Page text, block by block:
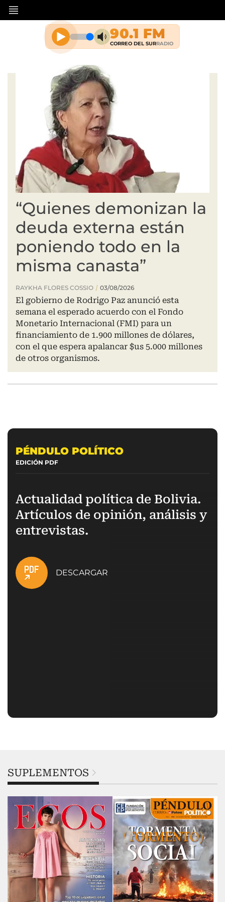
PÉNDULO POLÍTICO
EDICIÓN PDF
Actualidad política de Bolivia.
Artículos de opinión, análisis y
entrevistas.
DESCARGAR
SUPLEMENTOS